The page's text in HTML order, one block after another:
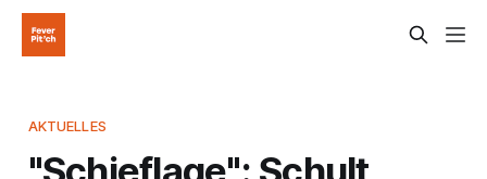
AKTUELLES